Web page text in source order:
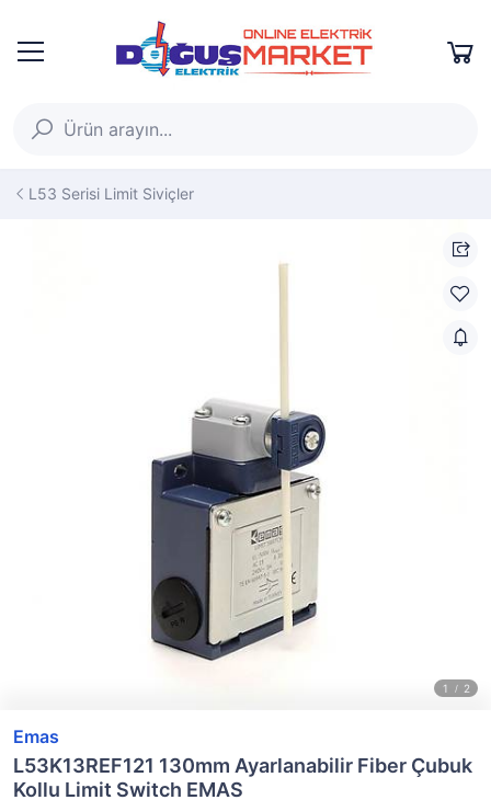
L53 Serisi Limit Siviçler
Emas
L53K13REF121 130mm Ayarlanabilir Fiber Çubuk
Kollu Limit Switch EMAS